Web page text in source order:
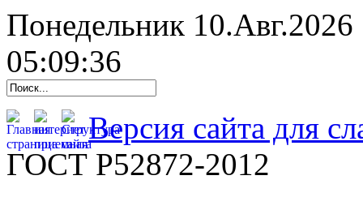
Понедельник 10.Авг.2026
05:09:37
Версия сайта для
ГОСТ Р52872-2012